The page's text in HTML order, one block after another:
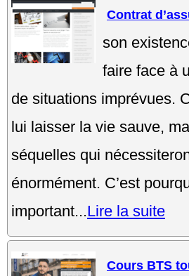
Contrat
son
faire face à
de situations imprévues.
lui laisser la vie sauve,
séquelles qui
énormément. C’est
important...Lire la suite
Cours BTS